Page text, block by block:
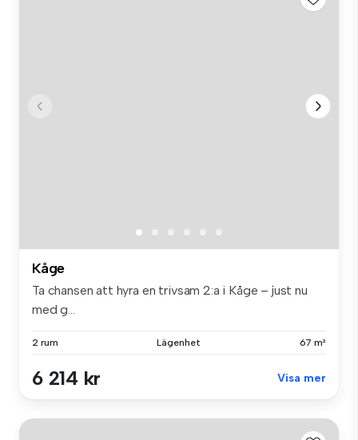
Kåge
Ta chansen att hyra en trivsam 2:a i Kåge – just nu
med g...
2 rum Lägenhet 67 m²
6 214 kr Visa mer